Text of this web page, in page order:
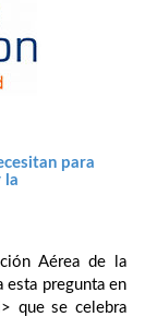
para
la
Aérea de la
esta pregunta en
que se celebra